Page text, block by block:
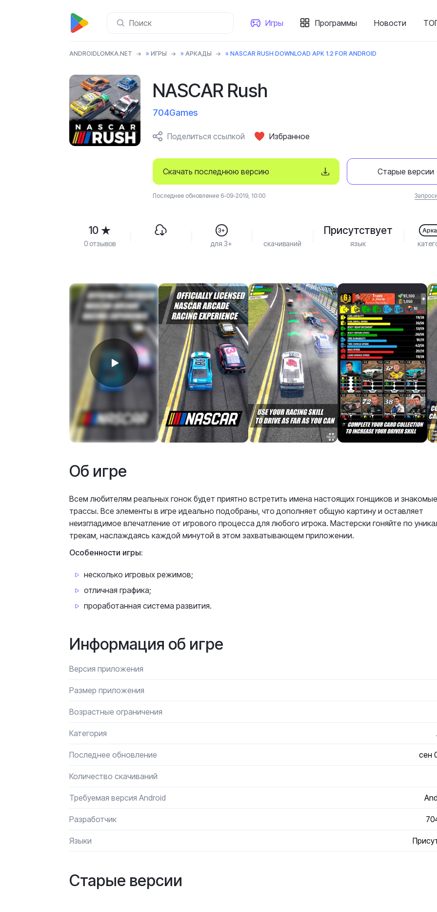
Игры Программы Новости
ANDROIDLOMKA.NET » ИГРЫ » АРКАДЫ » NASCAR RUSH DOWNLOAD APK 1.2 FOR ANDROID
NASCAR Rush
704Games
Поделиться ссылкой Избранное
Скачать последнюю версию Старые версии
Последнее обновление 6-09-2019, 10:00
10
0 отзывов
3+
для 3+ скачиваний
Присутствует
язык
Об игре
Всем любителям реальных гонок будет приятно встретить имена настоящих гонщиков и знакомые
трассы. Все элементы в игре идеально подобраны, что дополняет общую картину и оставляет
неизгладимое впечатление от игрового процесса для любого игрока. Мастерски гоняйте по
трекам, наслаждаясь каждой минутой в этом захватывающем приложении.
Особенности игры:
несколько игровых режимов;
отличная графика;
проработанная система развития.
Информация об игре
Версия приложения
Размер приложения
Возрастные ограничения
Категория
Последнее обновление сен
Количество скачиваний
Требуемая версия Android
Разработчик
Языки
Старые версии